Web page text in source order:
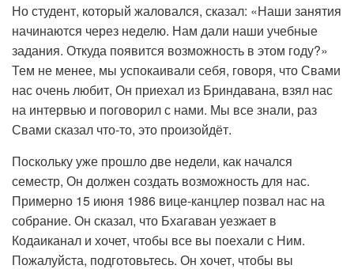
Но студент, который жаловался, сказал: «Наши занятия
начинаются через неделю. Нам дали наши учебные
задания. Откуда появится возможность в этом году?»
Тем не менее, мы успокаивали себя, говоря, что Свами
нас очень любит, Он приехал из Бриндавана, взял нас
на интервью и поговорил с нами. Мы все знали, раз
Свами сказал что-то, это произойдёт.
Поскольку уже прошло две недели, как начался
семестр, Он должен создать возможность для нас.
Примерно 15 июня 1986 вице-канцлер позвал нас на
собрание. Он сказал, что Бхагаван уезжает в
Кодаиканал и хочет, чтобы все вы поехали с Ним.
Пожалуйста, подготовьтесь. Он хочет, чтобы вы